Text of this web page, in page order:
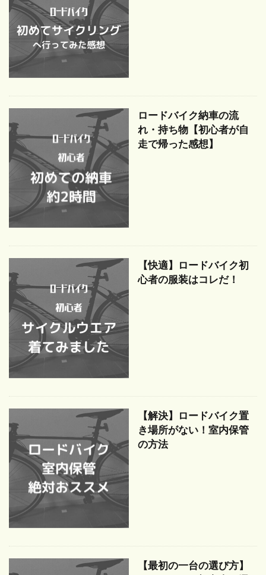
ロードバイク納車の流
れ・持ち物【初心者が自
走で帰った感想】
【快適】ロードバイク初
心者の服装はコレだ！
【解決】ロードバイク置
き場所がない！室内保管
の方法
【最初の一台の選び方】